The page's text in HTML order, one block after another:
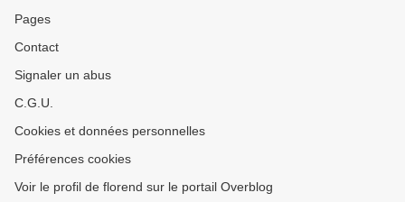
Pages
Contact
Signaler un abus
C.G.U.
Cookies et données personnelles
Préférences cookies
Voir le profil de florend sur le portail Overblog